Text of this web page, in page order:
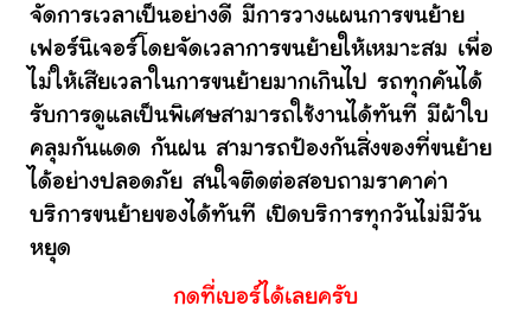
จัดการเวลาเป็นอย่างดี มีการวางแผนการขนย้าย
เฟอร์นิเจอร์โดยจัดเวลาการขนย้ายให้เหมาะสม เพื่อ
ไม่ให้เสียเวลาในการขนย้ายมากเกินไป รถทุกคันได้
รับการดูแลเป็นพิเศษสามารถใช้งานได้ทันที มีผ้าใบ
คลุมกันแดด กันฝน สามารถป้องกันสิ่งของที่ขนย้าย
ได้อย่างปลอดภัย สนใจติดต่อสอบถามราคาค่า
บริการขนย้ายของได้ทันที เปิดบริการทุกวันไม่มีวัน
หยุด
กดที่เบอร์ได้เลยครับ